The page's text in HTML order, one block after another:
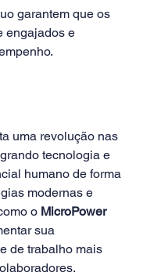
garantem que os
engajados e
uma revolução nas
tecnologia e
humano de forma
modernas e
o MicroPower
sua
de trabalho mais